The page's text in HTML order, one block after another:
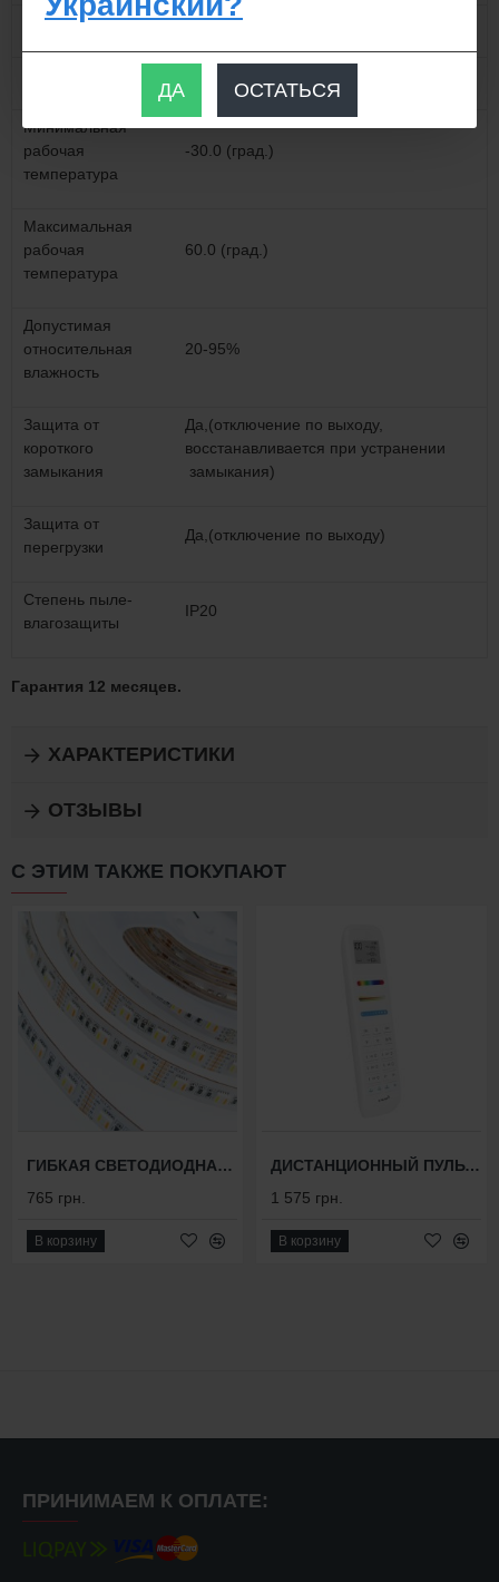
ДА ОСТАТЬСЯ
Материал корпуса Алюминий, перфорированный
Минимальная
рабочая
температура
-30.0 (град.)
Максимальная
рабочая
температура
60.0 (град.)
Допустимая
относительная
влажность
20-95%
Защита от
короткого
замыкания
Да,(отключение по выходу,
восстанавливается при устранении
замыкания)
Защита от
перегрузки
Да,(отключение по выходу)
Степень пыле-
влагозащиты
IP20
Гарантия 12 месяцев.
ХАРАКТЕРИСТИКИ
ОТЗЫВЫ
С ЭТИМ ТАКЖЕ ПОКУПАЮТ
ГИБКАЯ СВЕТОДИОДНАЯ ЛЕНТА MULTICOLOR FHT 12MC
765 грн.
В корзину
ДИСТАНЦИОННЫЙ ПУЛЬТ НА 100 КАНАЛОВ TOUCH МULTICOLOR-10
1 575 грн.
В корзину
ПРИНИМАЕМ К ОПЛАТЕ: